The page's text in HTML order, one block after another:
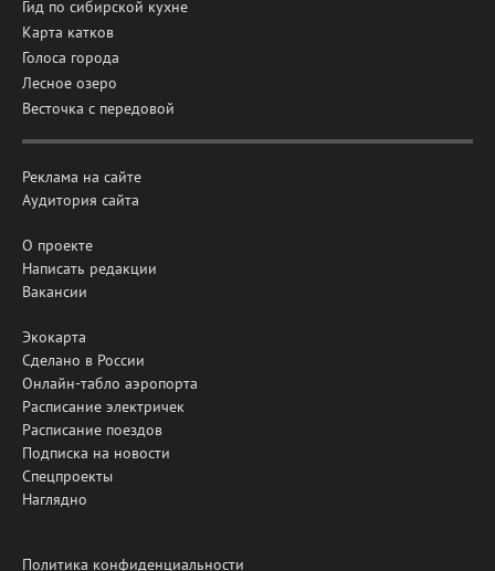
Гид по сибирской кухне
Карта катков
Голоса города
Лесное озеро
Весточка с передовой
Реклама на сайте
Аудитория сайта
О проекте
Написать редакции
Вакансии
Экокарта
Сделано в России
Онлайн-табло аэропорта
Расписание электричек
Расписание поездов
Подписка на новости
Спецпроекты
Наглядно
Политика конфиденциальности